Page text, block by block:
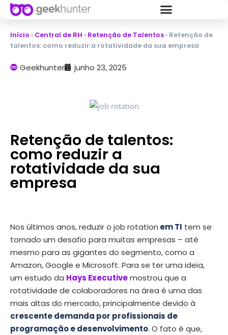
Início › Central de RH › Retenção de Talentos › Retenção de
talentos: como reduzir a rotatividade da sua empresa
Geekhunter junho 23, 2025
Retenção de talentos:
como reduzir a
rotatividade da sua
empresa
Nos últimos anos, reduzir o job rotation em TI tem se
tornado um desafio para muitas empresas – até
mesmo para as gigantes do segmento, como a
Amazon, Google e Microsoft. Para se ter uma ideia,
um estudo da Hays Executivemostrou que a
rotatividade de colaboradores na área é uma das
mais altas do mercado, principalmente devido à
crescente demanda por profissionais de
programação e desenvolvimento. O fato é que,